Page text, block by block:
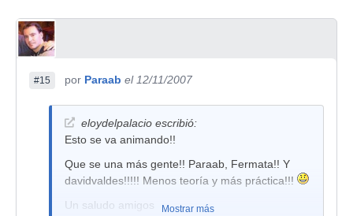
#15 por Paraab el 12/11/2007
eloydelpalacio escribió:
Esto se va animando!!
Que se una más gente!! Paraab, Fermata!! Y
davidvaldes!!!!! Menos teoría y más práctica!!!
Un saludo amigos
Mostrar más